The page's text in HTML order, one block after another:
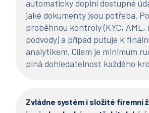
automaticky doplní dostupné
jaké dokumenty jsou potřeba.
proběhnou kontroly (KYC, AML,
podvody) a případ putuje k
analytikem. Cílem je minimum
plná dohledatelnost každého
Zvládne systém i složité firemní